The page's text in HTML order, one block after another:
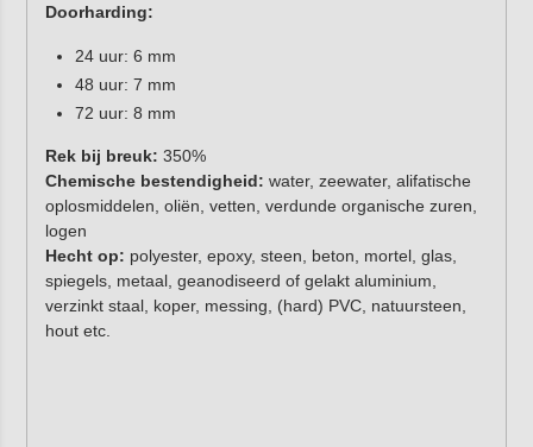
Doorharding:
24 uur: 6 mm
48 uur: 7 mm
72 uur: 8 mm
Rek bij breuk: 350%
Chemische bestendigheid: water, zeewater, alifatische
oplosmiddelen, oliën, vetten, verdunde organische zuren,
logen
Hecht op: polyester, epoxy, steen, beton, mortel, glas,
spiegels, metaal, geanodiseerd of gelakt aluminium,
verzinkt staal, koper, messing, (hard) PVC, natuursteen,
hout etc.